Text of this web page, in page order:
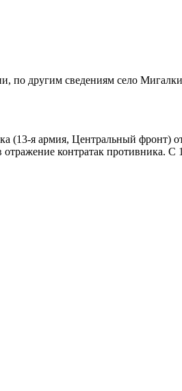
по другим сведениям село
(13-я армия, Центральный фронт)
контратак противника. С